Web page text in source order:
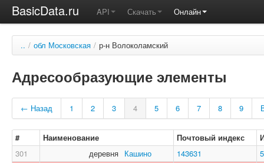
BasicData.ru API Скачать Онлайн
.. / обл Московская / р-н Волоколамский
Адресообразующие элементы
← Назад 1 2 3 4 5 6 7 8 9
# Наименование Почтовый индекс
301
деревня Кашино 143631